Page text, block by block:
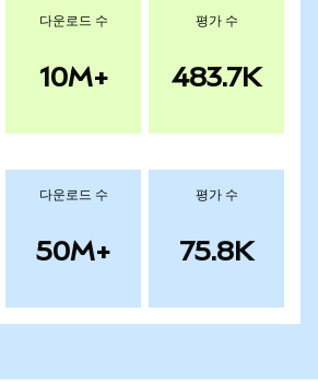
다운로드 수
10M+
평가 수
483.7K
다운로드 수
50M+
평가 수
75.8K